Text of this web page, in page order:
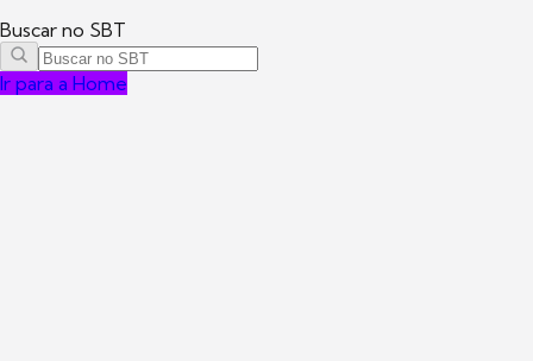
Buscar no SBT
Ir para a Home